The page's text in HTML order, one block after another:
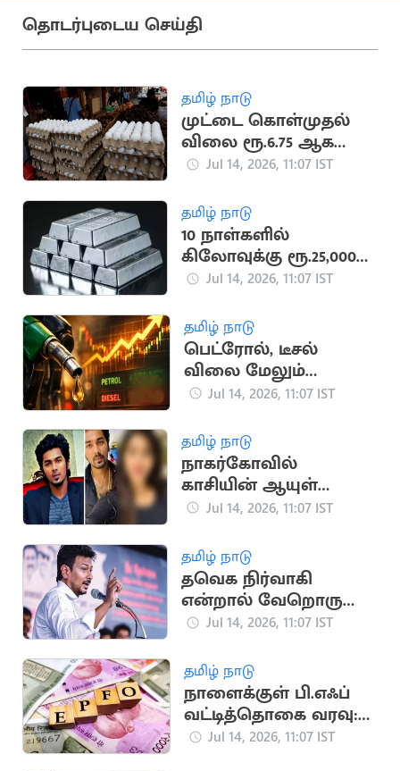
தொடர்புடைய செய்தி
தமிழ் நாடு
முட்டை கொள்முதல்
விலை ரூ.6.75 ஆக
உயர்வு
Jul 14, 2026, 11:07 IST
தமிழ் நாடு
10 நாள்களில்
கிலோவுக்கு ரூ.25,000
வரை சரிந்தது வெள்ளி
Jul 14, 2026, 11:07 IST
தமிழ் நாடு
பெட்ரோல், டீசல்
விலை மேலும்
அதிகரிக்க வாய்ப்பு
Jul 14, 2026, 11:07 IST
தமிழ் நாடு
நாகர்கோவில்
காசியின் ஆயுள்
தண்டனையை உறுதி
Jul 14, 2026, 11:07 IST
தமிழ் நாடு
தவெக நிர்வாகி
என்றால் வேறொரு
சட்டம்? - உதயநிதி
Jul 14, 2026, 11:07 IST
தமிழ் நாடு
நாளைக்குள் பி.எஃப்
வட்டித்தொகை வரவு:
மத்திய அரசு அறிவிப்பு
Jul 14, 2026, 11:07 IST